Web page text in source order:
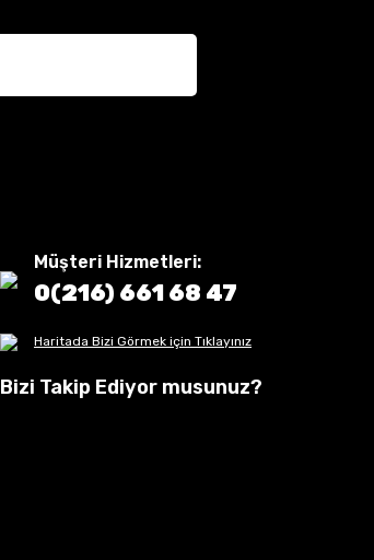
Müşteri Hizmetleri:
0(216) 661 68 47
Haritada Bizi Görmek için Tıklayınız
Bizi Takip Ediyor musunuz?